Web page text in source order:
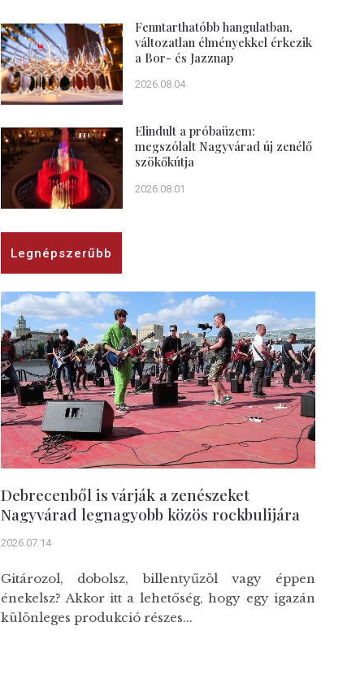
Fenntarthatóbb hangulatban,
változatlan élményekkel érkezik
a Bor- és Jazznap
2026.08.04
Elindult a próbaüzem:
megszólalt Nagyvárad új zenélő
szökőkútja
2026.08.01
Legnépszerűbb
Debrecenből is várják a zenészeket
Nagyvárad legnagyobb közös rockbulijára
2026.07.14
Gitározol, dobolsz, billentyűzöl vagy éppen
énekelsz? Akkor itt a lehetőség, hogy egy igazán
különleges produkció részes...